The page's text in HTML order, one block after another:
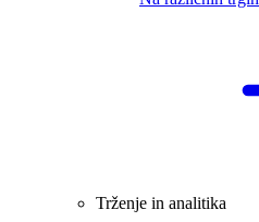
Trženje in analitika